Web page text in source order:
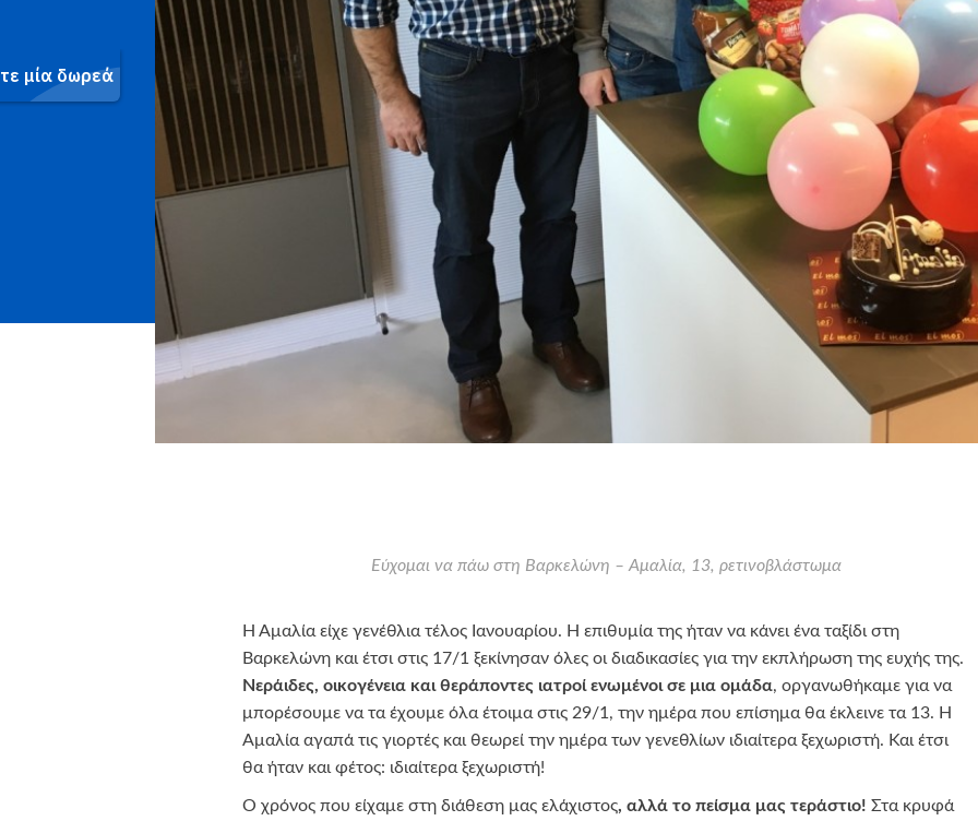
Εύχομαι να πάω στη Βαρκελώνη – Αμαλία, 13, ρετινοβλάστωμα
Η Αμαλία είχε γενέθλια τέλος Ιανουαρίου. Η επιθυμία της ήταν να κάνει ένα ταξίδι στη
Βαρκελώνη και έτσι στις 17/1 ξεκίνησαν όλες οι διαδικασίες για την εκπλήρωση της ευχής της.
Νεράιδες, οικογένεια και θεράποντες ιατροί ενωμένοι σε μια ομάδα, οργανωθήκαμε για να
μπορέσουμε να τα έχουμε όλα έτοιμα στις 29/1, την ημέρα που επίσημα θα έκλεινε τα 13. Η
Αμαλία αγαπά τις γιορτές και θεωρεί την ημέρα των γενεθλίων ιδιαίτερα ξεχωριστή. Και έτσι
θα ήταν και φέτος: ιδιαίτερα ξεχωριστή!
Ο χρόνος που είχαμε στη διάθεση μας ελάχιστος, αλλά το πείσμα μας τεράστιο! Στα κρυφά